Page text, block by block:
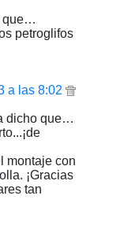
que…
petroglifos
a las 8:02
dicho que…
montaje con
¡Gracias
tan